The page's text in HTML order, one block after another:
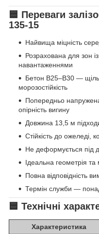
🟦 Переваги
135-15
Найвища міцність
Розрахована для зон
навантаженнями
Бетон В25–В30 —
морозостійкість
Попередньо
опірність вигину
Довжина 13,5 м
Стійкість до ожеледі,
Не деформується під
Ідеальна геометрія та
Повна відповідність
Термін служби —
🟦 Технічні
Характеристика